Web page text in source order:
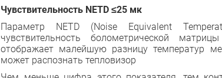
Чувствительность NEТD ≤25 мк
Параметр NETD (Noise Equivalent
чувствительность болометрической
отображает малейшую разницу температур
может распознать тепловизор